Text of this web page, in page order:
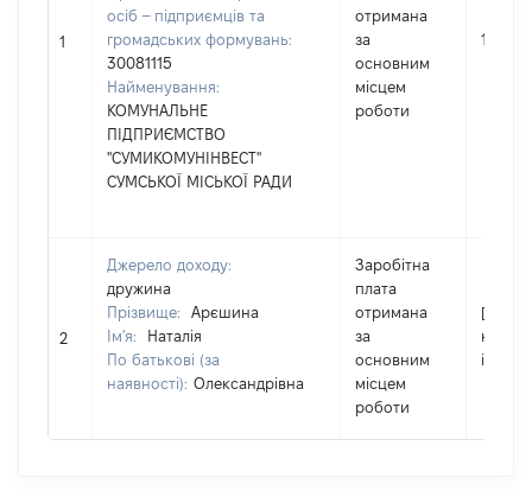
1
осіб – підприємців та
громадських формувань:
30081115
Найменування:
КОМУНАЛЬНЕ
ПІДПРИЄМСТВО
"СУМИКОМУНІНВЕСТ"
СУМСЬКОЇ МІСЬКОЇ РАДИ
отримана
за
основним
місцем
роботи
189115
2
Джерело доходу:
дружина
Прізвище:
Арєшина
Ім'я:
Наталія
По батькові (за
наявності): Олександрівна
Заробітна
плата
отримана
за
основним
місцем
роботи
[Член
не